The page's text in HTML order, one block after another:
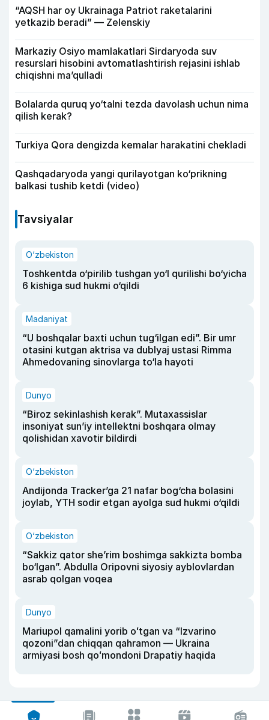
“AQSH har oy Ukrainaga Patriot raketalarini
yetkazib beradi” — Zelenskiy
Markaziy Osiyo mamlakatlari Sirdaryoda suv
resurslari hisobini avtomatlashtirish rejasini ishlab
chiqishni ma’qulladi
Bolalarda quruq yo‘talni tezda davolash uchun nima
qilish kerak?
Turkiya Qora dengizda kemalar harakatini chekladi
Qashqadaryoda yangi qurilayotgan ko‘prikning
balkasi tushib ketdi (video)
Tavsiyalar
O‘zbekiston
Toshkentda o‘pirilib tushgan yo‘l qurilishi bo‘yicha
6 kishiga sud hukmi o‘qildi
Madaniyat
“U boshqalar baxti uchun tug‘ilgan edi”. Bir umr
otasini kutgan aktrisa va dublyaj ustasi Rimma
Ahmedovaning sinovlarga to‘la hayoti
Dunyo
“Biroz sekinlashish kerak”. Mutaxassislar
insoniyat sun’iy intellektni boshqara olmay
qolishidan xavotir bildirdi
O‘zbekiston
Andijonda Tracker’ga 21 nafar bog‘cha bolasini
joylab, YTH sodir etgan ayolga sud hukmi o‘qildi
O‘zbekiston
“Sakkiz qator she’rim boshimga sakkizta bomba
bo‘lgan”. Abdulla Oripovni siyosiy ayblovlardan
asrab qolgan voqea
Dunyo
Mariupol qamalini yorib oʻtgan va “Izvarino
qozoni”dan chiqqan qahramon — Ukraina
armiyasi bosh qoʻmondoni Drapatiy haqida